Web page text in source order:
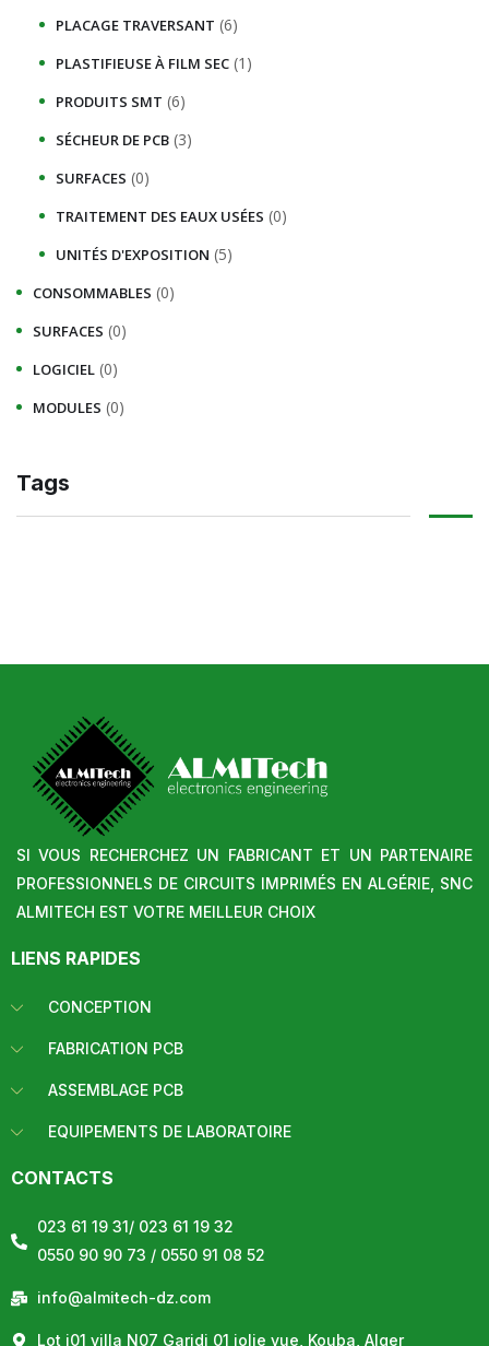
PLACAGE TRAVERSANT (6)
PLASTIFIEUSE À FILM SEC (1)
PRODUITS SMT (6)
SÉCHEUR DE PCB (3)
SURFACES (0)
TRAITEMENT DES EAUX USÉES (0)
UNITÉS D'EXPOSITION (5)
CONSOMMABLES (0)
SURFACES (0)
LOGICIEL (0)
MODULES (0)
Tags
SI VOUS RECHERCHEZ UN FABRICANT ET UN PARTENAIRE
PROFESSIONNELS DE CIRCUITS IMPRIMÉS EN ALGÉRIE, SNC
ALMITECH EST VOTRE MEILLEUR CHOIX
LIENS RAPIDES
CONCEPTION
FABRICATION PCB
ASSEMBLAGE PCB
EQUIPEMENTS DE LABORATOIRE
CONTACTS
023 61 19 31/ 023 61 19 32
0550 90 90 73 / 0550 91 08 52
info@almitech-dz.com
Lot j01 villa N07 Garidi 01 jolie vue, Kouba, Alger